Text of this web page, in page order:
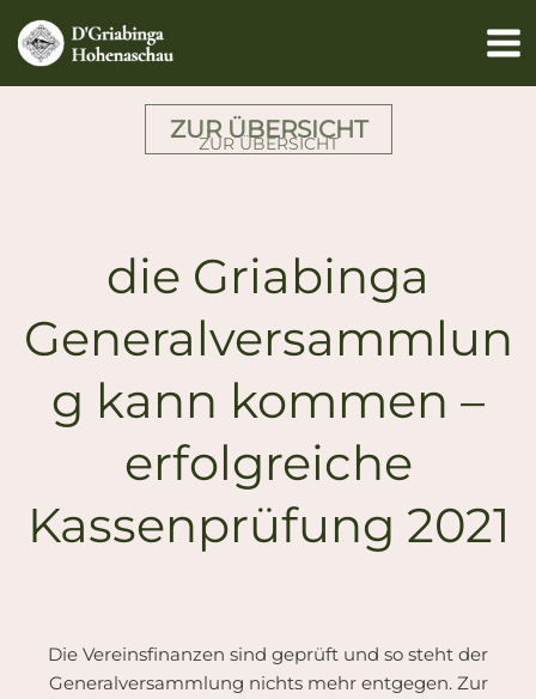
Inhalt
springen
ZUR ÜBERSICHT
ZUR ÜBERSICHT
die Griabinga
Generalversammlun
g kann kommen –
erfolgreiche
Kassenprüfung 2021
Die Vereinsfinanzen sind geprüft und so steht der
Generalversammlung nichts mehr entgegen. Zur